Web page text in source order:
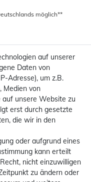
möglich**
auf unserer
Daten von
Adresse), um z.B.
Medien von
unsere Website zu
erst durch gesetzte
die wir in den
oder aufgrund eines
kann erteilt
nicht einzuwilligen
zu ändern oder